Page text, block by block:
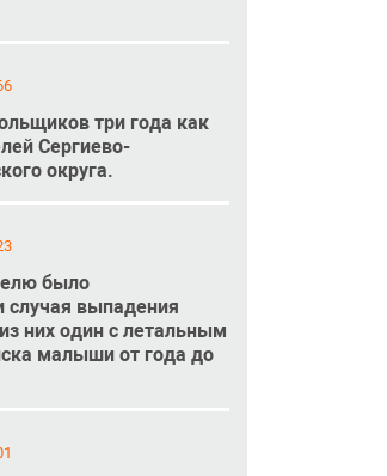
три года как
Сергиево-
округа.
было
случая выпадения
них один с летальным
малыши от года до